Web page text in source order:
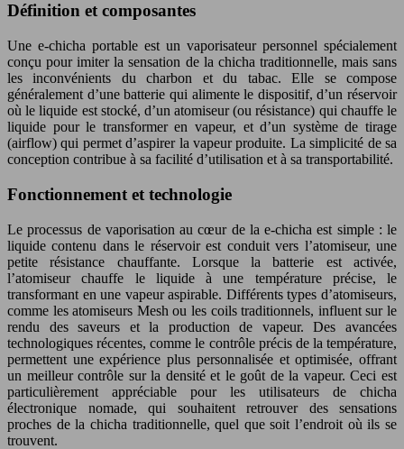
Définition et composantes
Une e-chicha portable est un vaporisateur personnel spécialement
conçu pour imiter la sensation de la chicha traditionnelle, mais sans
les inconvénients du charbon et du tabac. Elle se compose
généralement d’une batterie qui alimente le dispositif, d’un réservoir
où le liquide est stocké, d’un atomiseur (ou résistance) qui chauffe le
liquide pour le transformer en vapeur, et d’un système de tirage
(airflow) qui permet d’aspirer la vapeur produite. La simplicité de sa
conception contribue à sa facilité d’utilisation et à sa transportabilité.
Fonctionnement et technologie
Le processus de vaporisation au cœur de la e-chicha est simple : le
liquide contenu dans le réservoir est conduit vers l’atomiseur, une
petite résistance chauffante. Lorsque la batterie est activée,
l’atomiseur chauffe le liquide à une température précise, le
transformant en une vapeur aspirable. Différents types d’atomiseurs,
comme les atomiseurs Mesh ou les coils traditionnels, influent sur le
rendu des saveurs et la production de vapeur. Des avancées
technologiques récentes, comme le contrôle précis de la température,
permettent une expérience plus personnalisée et optimisée, offrant
un meilleur contrôle sur la densité et le goût de la vapeur. Ceci est
particulièrement appréciable pour les utilisateurs de chicha
électronique nomade, qui souhaitent retrouver des sensations
proches de la chicha traditionnelle, quel que soit l’endroit où ils se
trouvent.